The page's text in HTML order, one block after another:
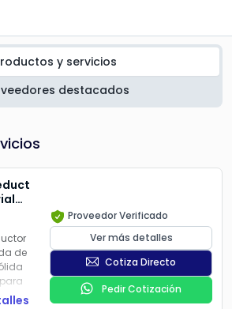
y servicios
destacados
de
Proveedor Verificado
Ver más detalles
Cotiza Directo
Pedir Cotización